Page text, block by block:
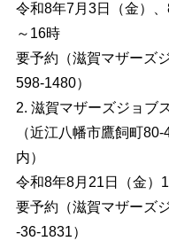
令和8年7月3日（金）
～16時
要予約（滋賀マザーズ
598-1480）
2. 滋賀マザーズジョブ
（近江八幡市鷹飼町
内）
令和8年8月21日（金）
要予約（滋賀マザーズ
-36-1831）